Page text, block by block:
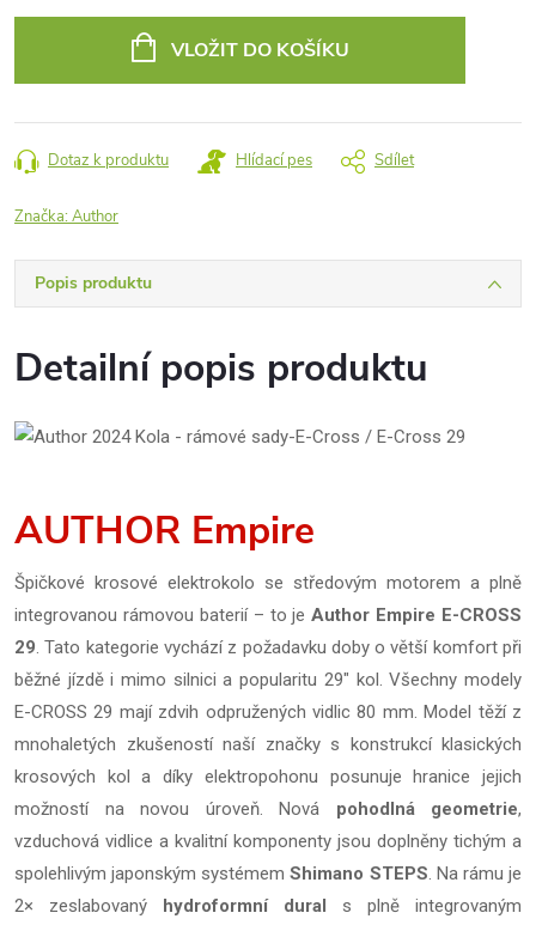
VLOŽIT DO KOŠÍKU
Dotaz k produktu Hlídací pes Sdílet
Značka:Author
Popis produktu
Detailní popis produktu
AUTHOR Empire
Špičkové krosové elektrokolo se středovým motorem a plně
integrovanou rámovou baterií – to jeAuthor Empire E-CROSS
29. Tato kategorie vychází z požadavku doby o větší komfort při
běžné jízdě i mimo silnici a popularitu 29" kol. Všechny modely
E-CROSS 29 mají zdvih odpružených vidlic 80 mm. Model těží z
mnohaletých zkušeností naší značky s konstrukcí klasických
krosových kol a díky elektropohonu posunuje hranice jejich
možností na novou úroveň. Nová pohodlná geometrie,
vzduchová vidlice a kvalitní komponenty jsou doplněny tichým a
spolehlivým japonským systémemShimano STEPS. Na rámu je
2× zeslabovaný hydroformní dural s plně integrovaným